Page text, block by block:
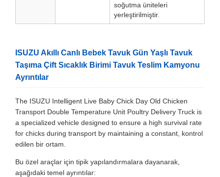
soğutma üniteleri
yerleştirilmiştir.
ISUZU Akıllı Canlı Bebek Tavuk Gün Yaşlı Tavuk
Taşıma Çift Sıcaklık Birimi Tavuk Teslim Kamyonu
Ayrıntılar
The ISUZU Intelligent Live Baby Chick Day Old Chicken
Transport Double Temperature Unit Poultry Delivery Truck is
a specialized vehicle designed to ensure a high survival rate
for chicks during transport by maintaining a constant, kontrol
edilen bir ortam.
Bu özel araçlar için tipik yapılandırmalara dayanarak,
aşağıdaki temel ayrıntılar: